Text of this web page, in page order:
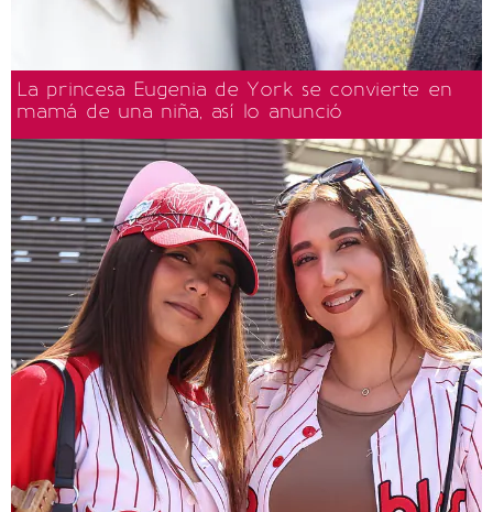
La princesa Eugenia de York se convierte en
mamá de una niña, así lo anunció